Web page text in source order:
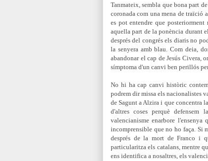
Tanmateix, sembla que bona part
coronada com una mena de traïció
es pot entendre que posteriorment
aquella part de la ponència durant
després del congrés els diaris no
la senyera amb blau. Com deia,
abandonar el cap de Jesús Civera,
símptoma d'un canvi ben perillós
No hi ha cap canvi històric
podrem dir missa els nacionalistes
de Sagunt a Alzira i que concentra
d'altres coses perquè
valencianisme enarbore l'ensenya
incomprensible que no ho faça. Si
després de la mort de Franco i
particularitza els catalans, mentre
ens identifica a nosaltres, els